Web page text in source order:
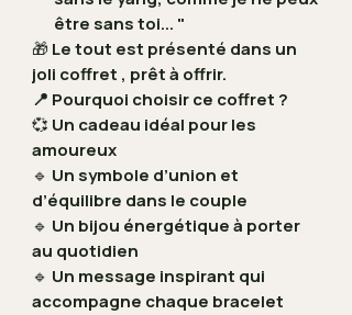
être sans toi... "
🎁 Le tout est présenté dans un
joli coffret , prêt à offrir.
📍 Pourquoi choisir ce coffret ?
💞 Un cadeau idéal pour les
amoureux
🔹 Un symbole d’union et
d’équilibre dans le couple
🔹 Un bijou énergétique à porter
au quotidien
🔹 Un message inspirant qui
accompagne chaque bracelet